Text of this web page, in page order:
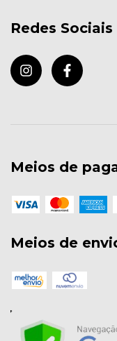
Redes Sociais
Meios de
Meios de